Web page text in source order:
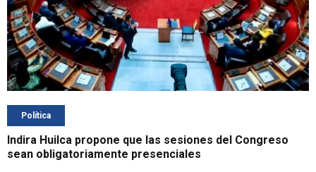
Política
Indira Huilca propone que las sesiones del Congreso
sean obligatoriamente presenciales